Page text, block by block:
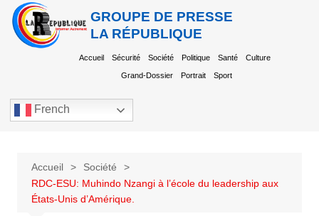
GROUPE DE PRESSE
LA RÉPUBLIQUE
Accueil Sécurité Société Politique Santé Culture
Grand-Dossier Portrait Sport
French
Accueil
Société
RDC-ESU: Muhindo Nzangi à l’école du leadership aux
États-Unis d’Amérique.